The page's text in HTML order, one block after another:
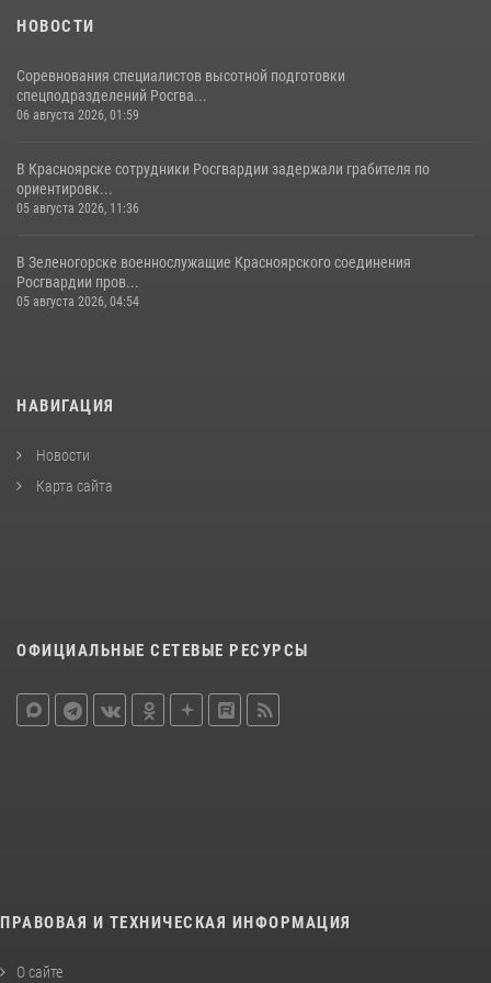
НОВОСТИ
Соревнования специалистов высотной подготовки
спецподразделений Росгва...
06 августа 2026, 01:59
В Красноярске сотрудники Росгвардии задержали грабителя по
ориентировк...
05 августа 2026, 11:36
В Зеленогорске военнослужащие Красноярского соединения
Росгвардии пров...
05 августа 2026, 04:54
НАВИГАЦИЯ
Новости
Карта сайта
ОФИЦИАЛЬНЫЕ СЕТЕВЫЕ РЕСУРСЫ
ПРАВОВАЯ И ТЕХНИЧЕСКАЯ ИНФОРМАЦИЯ
О сайте